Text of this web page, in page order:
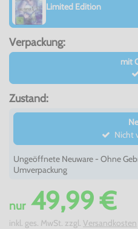
Limited Edition
Verpackung:
mit
Zustand:
Nicht
Ungeöffnete Neuware - Ohne
Umverpackung
nur49,99 €
inkl. ges. MwSt. zzgl. Versandkosten